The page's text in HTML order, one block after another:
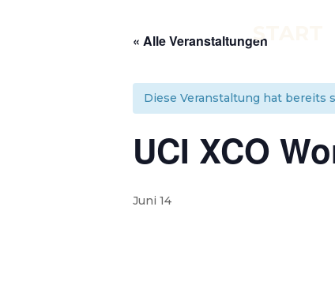
START
« Alle Veranstaltungen
Diese Veranstaltung hat bereits
UCI XCO
Juni 14